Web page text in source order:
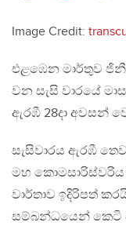
Image Credit:
එළඹෙන මාර්තුව
වන සැසි වාරයේ
ඇරඹී 28දා අවසන්
සැසිවාරය ඇරඹී
මහ
වාර්තාව ඉදිරිපත්
සම්බන්ධයෙන් කෙටි